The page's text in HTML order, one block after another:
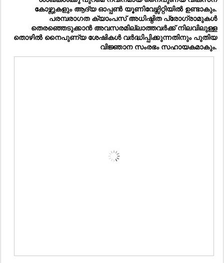
കോഴ്സുകളും ആദ്യ ഓപ്പൺ യൂണിവേഴ്സിറ്റിയിൽ ഉണ്ടാകും.
പരമ്പരാഗത ക്യാംപസ് അധിഷ്ഠിത പ്രോഗ്രാമുകൾ
തെരഞ്ഞെടുക്കാൻ അവസരമില്ലാത്തവർക്ക് നിലവിലുള്ള
തൊഴിൽ നൈപുണ്യ ശേഷികൾ വർദ്ധിപ്പിക്കുന്നതിനും പുതിയ
വിജ്ഞാന സംരഭം സഹായകമാകും.